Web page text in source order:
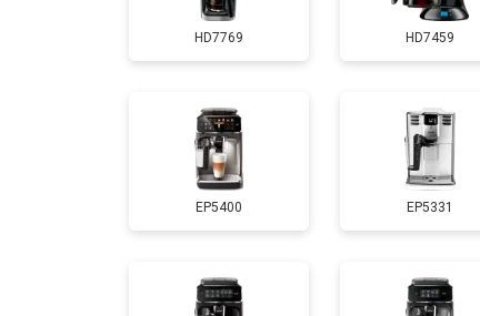
HD7769 HD7459
EP5400 EP5331